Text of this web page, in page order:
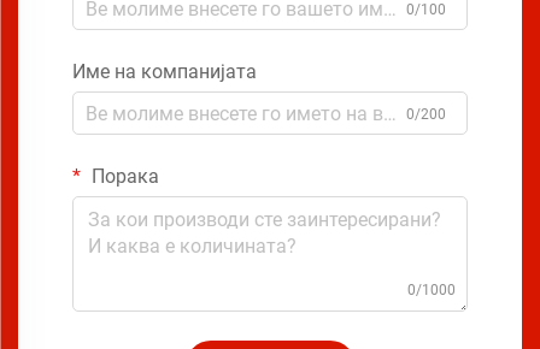
0/100
Име на компанијата
0/200
Порака
0/1000